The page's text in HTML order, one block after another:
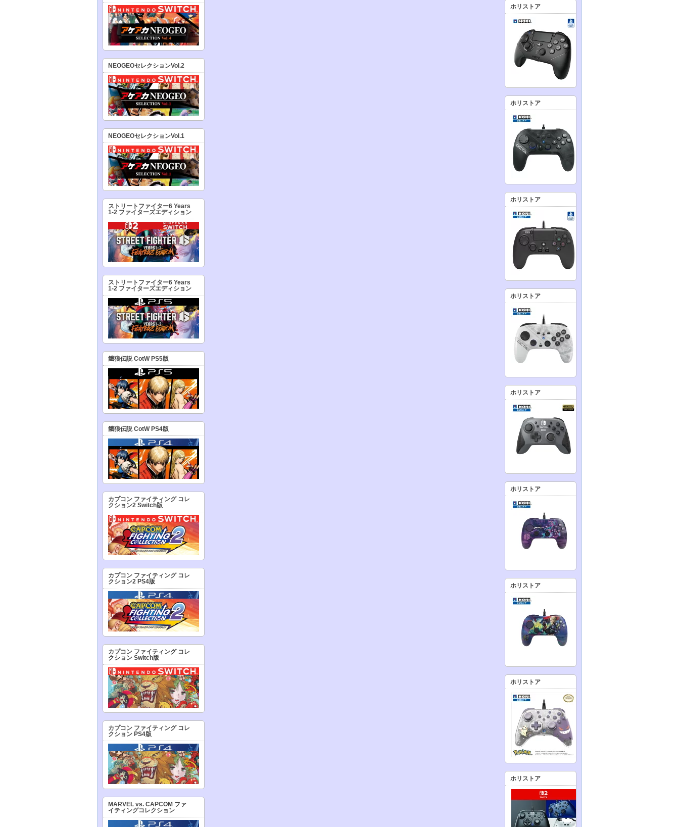
NEOGEOセレクションVol.2
NEOGEOセレクションVol.1
ストリートファイター6 Years
1-2 ファイターズエディション
ストリートファイター6 Years
1-2 ファイターズエディション
餓狼伝説 CotW PS5版
餓狼伝説 CotW PS4版
カプコン ファイティング コレ
クション2 Switch版
カプコン ファイティング コレ
クション2 PS4版
カプコン ファイティング コレ
クション Switch版
カプコン ファイティング コレ
クション PS4版
MARVEL vs. CAPCOM ファ
イティングコレクション
ホリストア
ホリストア
ホリストア
ホリストア
ホリストア
ホリストア
ホリストア
ホリストア
ホリストア